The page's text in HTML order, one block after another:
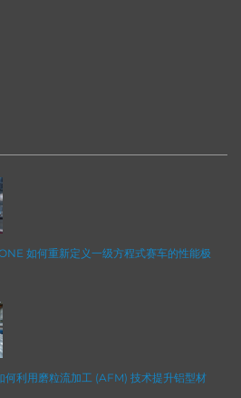
如何重新定义一级方程式赛车的性能极
何利用磨粒流加工 (AFM) 技术提升铝型材